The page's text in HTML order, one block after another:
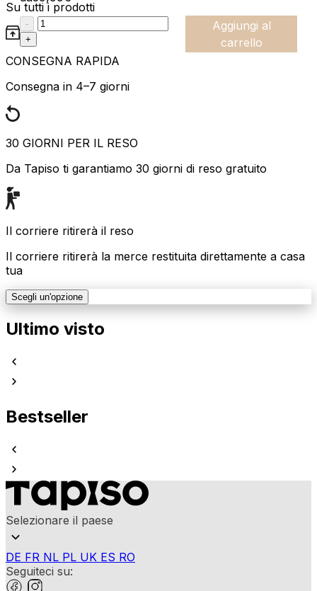
:product_name quantity
-
+
Aggiungi al
carrello
Su tutti i prodotti
CONSEGNA RAPIDA
Consegna in 4–7 giorni
30 GIORNI PER IL RESO
Da Tapiso ti garantiamo 30 giorni di reso gratuito
Il corriere ritirerà il reso
Il corriere ritirerà la merce restituita direttamente a casa
tua
Scegli un'opzione
Ultimo visto
Bestseller
Selezionare il paese
DE FR NL PL UK ES RO
Seguiteci su: